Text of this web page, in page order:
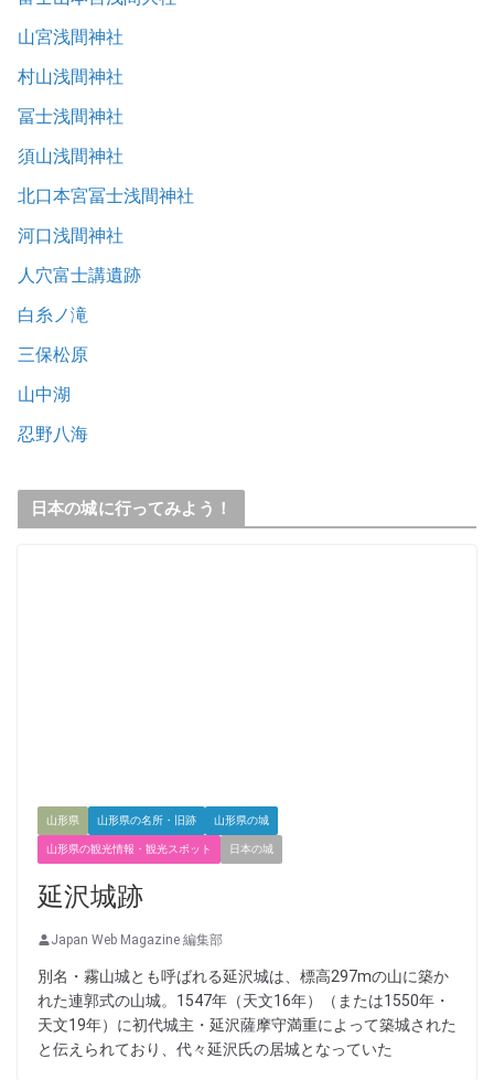
山宮浅間神社
村山浅間神社
冨士浅間神社
須山浅間神社
北口本宮冨士浅間神社
河口浅間神社
人穴富士講遺跡
白糸ノ滝
三保松原
山中湖
忍野八海
日本の城に行ってみよう！
山形県 山形県の名所・旧跡 山形県の城
山形県の観光情報・観光スポット 日本の城
延沢城跡
Japan Web Magazine 編集部
別名・霧山城とも呼ばれる延沢城は、標高297mの山に築か
れた連郭式の山城。1547年（天文16年）（または1550年・
天文19年）に初代城主・延沢薩摩守満重によって築城された
と伝えられており、代々延沢氏の居城となっていた